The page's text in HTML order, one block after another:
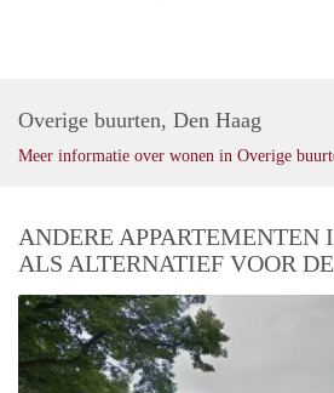
Overige buurten, Den Haag
Meer informatie over wonen in Overige
ANDERE APPARTEMENTEN
ALS ALTERNATIEF VOOR